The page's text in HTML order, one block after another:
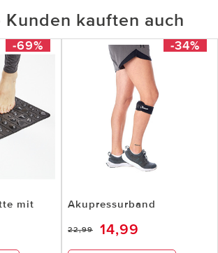
kauften auch
-69%
mit
-34%
Akupressurband
22,99 14,99